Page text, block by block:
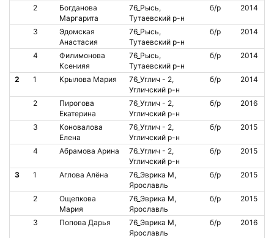
2
Богданова
Маргарита
76_Рысь,
Тутаевский р-н
б/р 2014
3
Эдомская
Анастасия
76_Рысь,
Тутаевский р-н
б/р 2014
4
Филимонова
Ксенияя
76_Рысь,
Тутаевский р-н
б/р 2014
2 1 Крылова Мария
76_Углич - 2,
Угличский р-н
б/р 2014
2
Пирогова
Екатерина
76_Углич - 2,
Угличский р-н
б/р 2016
3
Коновалова
Елена
76_Углич - 2,
Угличский р-н
б/р 2015
4 Абрамова Арина
76_Углич - 2,
Угличский р-н
б/р 2015
3 1 Аглова Алёна
76_Эврика М,
Ярославль
б/р 2015
2
Ощепкова
Мария
76_Эврика М,
Ярославль
б/р 2015
3 Попова Дарья
76_Эврика М,
Ярославль
б/р 2016